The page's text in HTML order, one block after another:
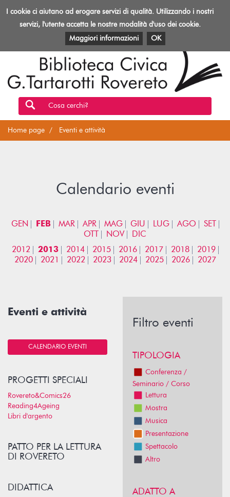
Toggle
Biblioteca
Rovereto
EVENTI E ATTIVITÀ PATRIMONIO E RISORSE
Cosa cerchi?
Home page Eventi e attività
Calendario eventi
GEN FEB MAR APR MAG GIU LUG AGO
SET
OTT
NOV
DIC
2012
2013 2014 2015 2016 2017 2018
2019
2020
2021 2022 2023 2024 2025 2026 2027
Eventi e attività
CALENDARIO EVENTI
PROGETTI SPECIALI
Rovereto&Comics26
Reading4Ageing
Libri d'argento
PATTO PER LA LETTURA
DI ROVERETO
DIDATTICA
Filtro eventi
TIPOLOGIA
Conferenza /
Seminario / Corso
Lettura
Mostra
Musica
Presentazione
Spettacolo
Altro
ADATTO A
I cookie ci aiutano ad erogare servizi di qualità. Utilizzando i nostri
servizi, l'utente accetta le nostre modalità d'uso dei cookie.
Maggiori informazioni
OK